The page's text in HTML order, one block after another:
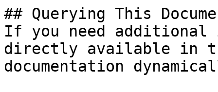
## Querying This
If you need
directly available in
documentation